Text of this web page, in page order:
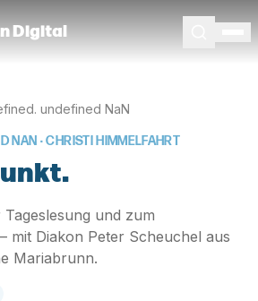
Digital
undefined NaN
NAN · CHRISTI HIMMELFAHRT
und zum
mit Diakon Peter Scheuchel aus
Mariabrunn.